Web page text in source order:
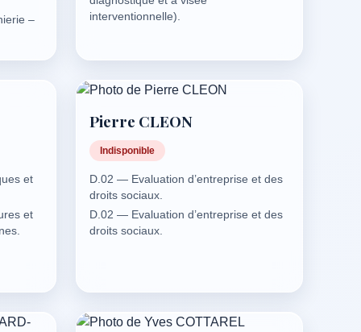
et
–
interventionnelle).
et
et
Pierre CLEON
Indisponible
D.02 — Evaluation d’entreprise et des
droits sociaux.
D.02 — Evaluation d’entreprise et des
droits sociaux.